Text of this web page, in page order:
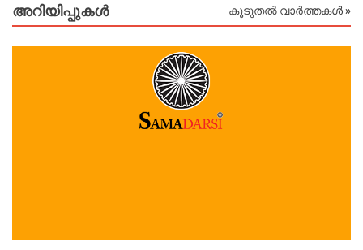
അറിയിപ്പുകള്‍ കൂടുതൽ വാർത്തകൾ »